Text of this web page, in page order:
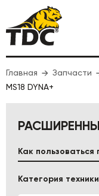
Главная Запчасти
MS18 DYNA+
Категория техники
Как пользоваться